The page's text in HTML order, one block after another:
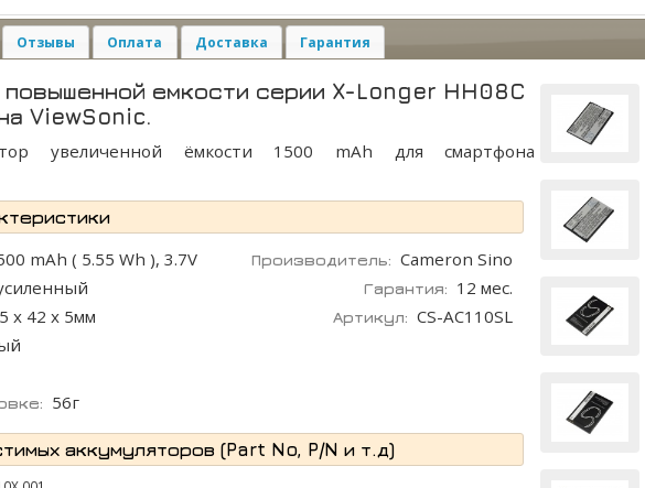
Отзывы Оплата Доставка Гарантия
емкости серии X-Longer HH08C
ViewSonic.
увеличенной ёмкости 1500 mAh для смартфона
mAh ( 5.55 Wh ), 3.7V
x 42 x 5мм
56г
Производитель: Cameron Sino
Гарантия: 12 мес.
Артикул: CS-AC110SL
аккумуляторов (Part No, P/N и т.д)